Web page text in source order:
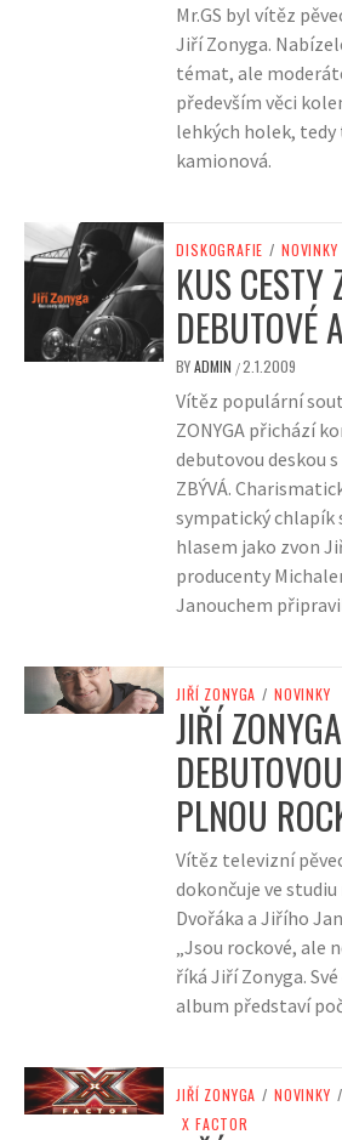
Mr.GS byl vítěz
Jiří Zonyga.
témat, ale
především věci
lehkých holek,
kamionová.
DISKOGRAFIE / NOVINKY
KUS
DEBUTOVÉ
BYADMIN /2.1.2009
Vítěz populární
ZONYGA přichází
debutovou deskou s
ZBÝVÁ.
sympatický chlapík
hlasem jako zvon
producenty
Janouchem
JIŘÍ ZONYGA / NOVINKY
JIŘÍ
PLNOU
Vítěz televizní
dokončuje ve
Dvořáka a Jiřího
„Jsou rockové, ale
říká Jiří Zonyga.
album představí
JIŘÍ ZONYGA / NOVINKY /
X FACTOR